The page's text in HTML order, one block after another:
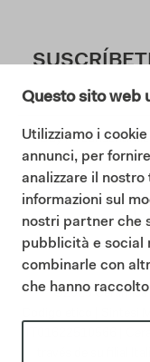
Questo sito web
Utilizziamo i
annunci, per
analizzare il
informazioni sul
nostri partner che
pubblicità e social
combinarle con
che hanno
Doy mi
Lea nuestra
©2025
IT01622510566 |